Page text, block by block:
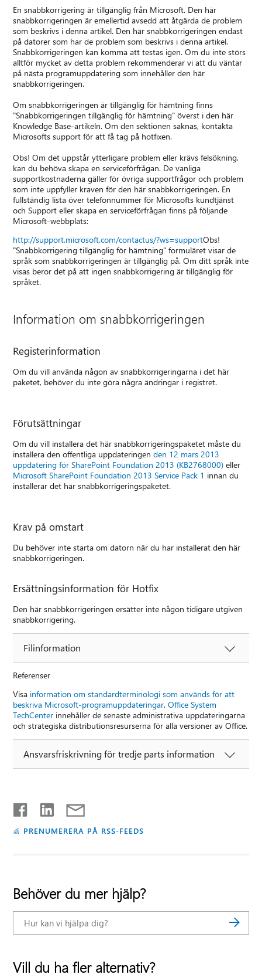
En snabbkorrigering är tillgänglig från Microsoft. Den här
snabbkorrigeringen är emellertid avsedd att åtgärda de problem
som beskrivs i denna artikel. Den här snabbkorrigeringen endast
på datorer som har de problem som beskrivs i denna artikel.
Snabbkorrigeringen kan komma att testas igen. Om du inte störs
alltför mycket av detta problem rekommenderar vi att du väntar
på nästa programuppdatering som innehåller den här
snabbkorrigeringen.
Om snabbkorrigeringen är tillgänglig för hämtning finns
"Snabbkorrigeringen tillgänglig för hämtning" överst i den här
Knowledge Base-artikeln. Om den sektionen saknas, kontakta
Microsofts support för att få tag på hotfixen.
Obs! Om det uppstår ytterligare problem eller krävs felsökning,
kan du behöva skapa en serviceförfrågan. De vanliga
supportkostnaderna gäller för övriga supportfrågor och problem
som inte uppfyller kraven för den här snabbkorrigeringen. En
fullständig lista över telefonnummer för Microsofts kundtjänst
och Support eller skapa en serviceförfrågan finns på följande
Microsoft-webbplats:
http://support.microsoft.com/contactus/?ws=supportObs!
"Snabbkorrigering tillgänglig för hämtning" formuläret visar de
språk som snabbkorrigeringen är tillgänglig på. Om ditt språk inte
visas beror det på att ingen snabbkorrigering är tillgänglig för
språket.
Information om snabbkorrigeringen
Registerinformation
Om du vill använda någon av snabbkorrigeringarna i det här
paketet, behöver du inte göra några ändringar i registret.
Förutsättningar
Om du vill installera det här snabbkorrigeringspaketet måste du
installera den offentliga uppdateringenden 12 mars 2013
uppdatering för SharePoint Foundation 2013 (KB2768000) eller
Microsoft SharePoint Foundation 2013 Service Pack 1 innan du
installerar det här snabbkorrigeringspaketet.
Krav på omstart
Du behöver inte starta om datorn när du har installerat den här
snabbkorrigeringen.
Ersättningsinformation för Hotfix
Den här snabbkorrigeringen ersätter inte någon tidigare utgiven
snabbkorrigering.
Filinformation
Referenser
Visa information om standardterminologi som används för att
beskriva Microsoft-programuppdateringar.Office System
TechCenter innehåller de senaste administrativa uppdateringarna
och strategiska distributionsresurserna för alla versioner av Office.
Ansvarsfriskrivning för tredje parts information
PRENUMERERA PÅ RSS-FEEDS
Behöver du mer hjälp?
Vill du ha fler alternativ?